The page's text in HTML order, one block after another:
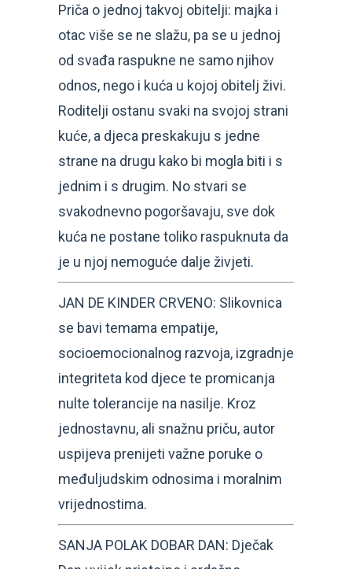
Priča o jednoj takvoj obitelji: majka i
otac više se ne slažu, pa se u jednoj
od svađa raspukne ne samo njihov
odnos, nego i kuća u kojoj obitelj živi.
Roditelji ostanu svaki na svojoj strani
kuće, a djeca preskakuju s jedne
strane na drugu kako bi mogla biti i s
jednim i s drugim. No stvari se
svakodnevno pogoršavaju, sve dok
kuća ne postane toliko raspuknuta da
je u njoj nemoguće dalje živjeti.
JAN DE KINDER CRVENO: Slikovnica
se bavi temama empatije,
socioemocionalnog razvoja, izgradnje
integriteta kod djece te promicanja
nulte tolerancije na nasilje. Kroz
jednostavnu, ali snažnu priču, autor
uspijeva prenijeti važne poruke o
međuljudskim odnosima i moralnim
vrijednostima.
SANJA POLAK DOBAR DAN: Dječak